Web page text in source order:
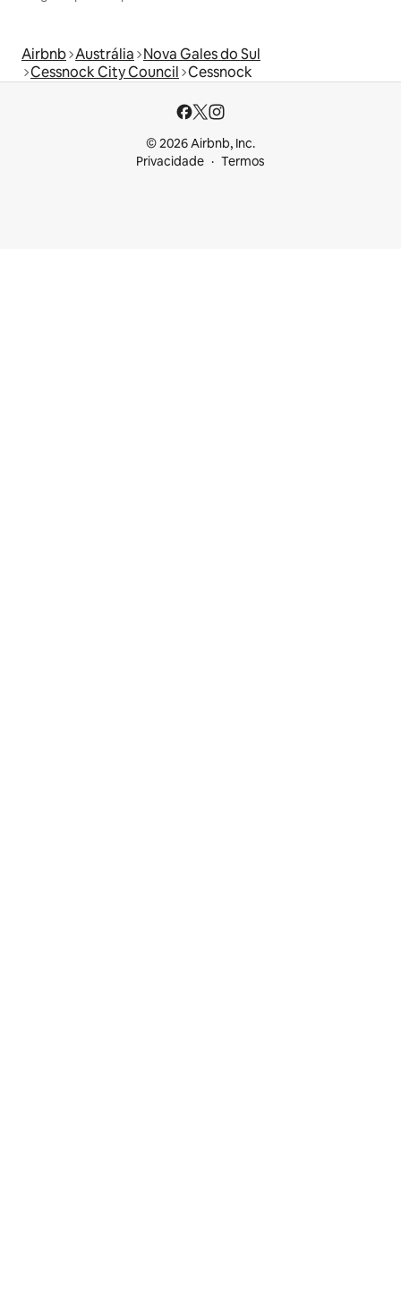
Airbnb Austrália Nova Gales do Sul
Cessnock City Council Cessnock
© 2026 Airbnb, Inc.
Privacidade
Termos